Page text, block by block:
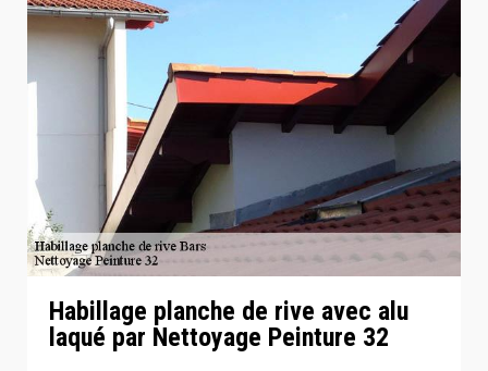
Habillage planche de rive avec alu
laqué par Nettoyage Peinture 32